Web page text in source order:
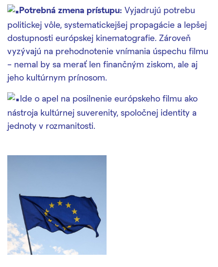
Potrebná zmena prístupu: Vyjadrujú potrebu
politickej vôle, systematickejšej propagácie a lepšej
dostupnosti európskej kinematografie. Zároveň
vyzývajú na prehodnotenie vnímania úspechu filmu
– nemal by sa merať len finančným ziskom, ale aj
jeho kultúrnym prínosom.
Ide o apel na posilnenie európskeho filmu ako
nástroja kultúrnej suverenity, spoločnej identity a
jednoty v rozmanitosti.